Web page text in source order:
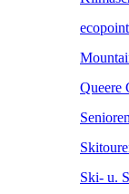
Queere
Ski- u.